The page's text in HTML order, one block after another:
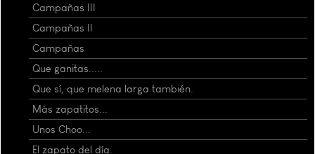
Campañas III
Campañas II
Campañas
Que ganitas.....
Que sí, que melena larga también.
Más zapatitos...
Unos Choo...
El zapato del día.